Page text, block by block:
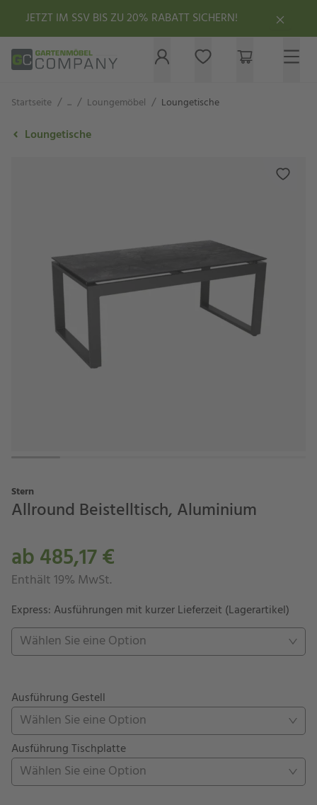
JETZT IM SSV BIS ZU 20% RABATT SICHERN!
Startseite / ... / Loungemöbel / Loungetische
Loungetische
Stern
Allround Beistelltisch, Aluminium
ab 485,17 €
Enthält 19% MwSt.
Express: Ausführungen mit kurzer Lieferzeit (Lagerartikel)
Wählen Sie eine Option
Ausführung Gestell
Wählen Sie eine Option
Ausführung Tischplatte
Wählen Sie eine Option